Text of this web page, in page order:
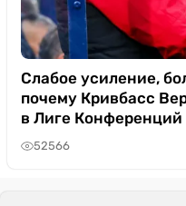
Слабое усиление,
почему Кривбасс
в Лиге Конференций
52566